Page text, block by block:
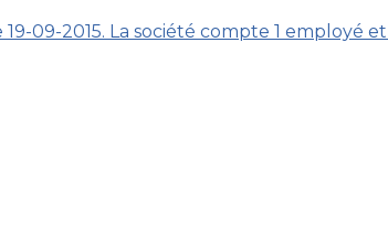
09-2015. La société compte 1 employé